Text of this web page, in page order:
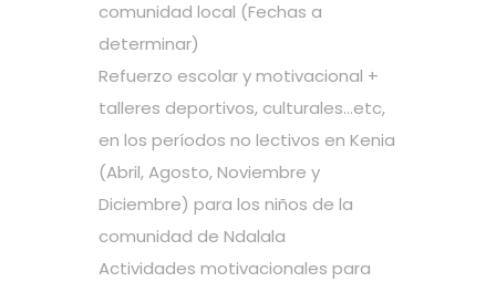
comunidad local (Fechas a
determinar)
Refuerzo escolar y motivacional +
talleres deportivos, culturales…etc,
en los períodos no lectivos en Kenia
(Abril, Agosto, Noviembre y
Diciembre) para los niños de la
comunidad de Ndalala
Actividades motivacionales para